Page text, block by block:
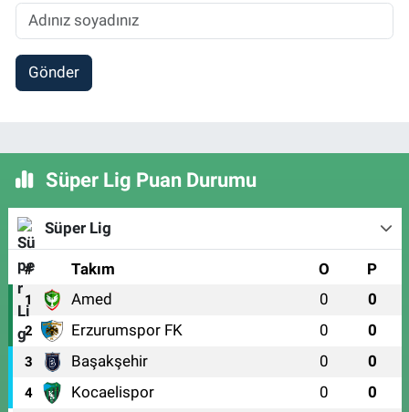
Gönder
Süper Lig Puan Durumu
Süper Lig
# Takım O P
1 Amed 0 0
2 Erzurumspor FK 0 0
3 Başakşehir 0 0
4 Kocaelispor 0 0